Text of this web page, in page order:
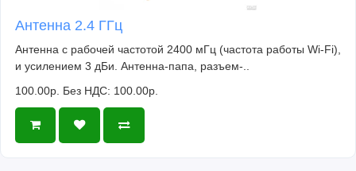
Антенна 2.4 ГГц
Антенна с рабочей частотой 2400 мГц (частота работы Wi-Fi),
и усилением 3 дБи. Антенна-папа, разъем-..
100.00р. Без НДС: 100.00р.